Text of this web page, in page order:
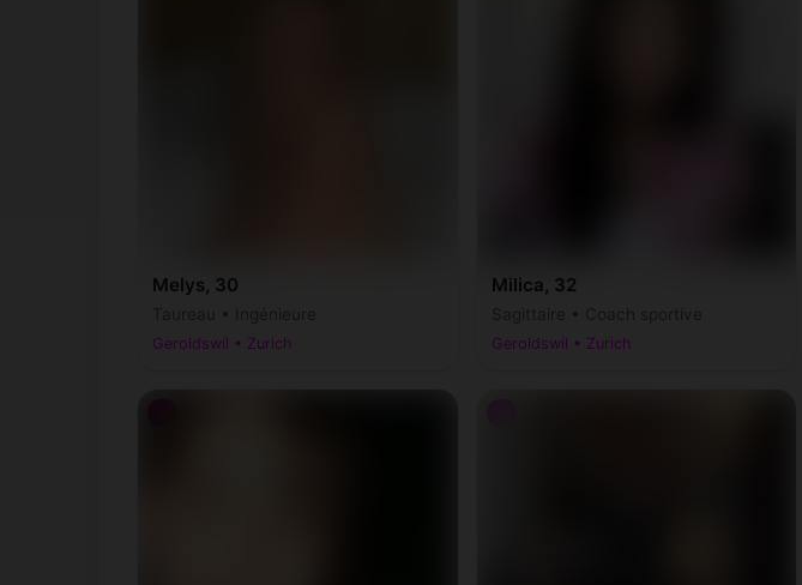
Melys, 30
Geroldswil • Zurich
Milica, 32
Geroldswil • Zurich